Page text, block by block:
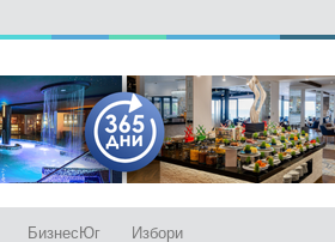
БизнесЮг Избори